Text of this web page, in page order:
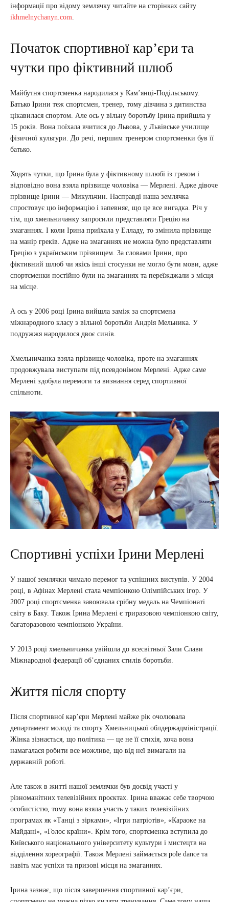
інформації про відому землячку читайте на сторінках сайту
ikhmelnychanyn.com.
Початок спортивної кар’єри та
чутки про фіктивний шлюб
Майбутня спортсменка народилася у Кам’янці-Подільському.
Батько Ірини теж спортсмен, тренер, тому дівчина з дитинства
цікавилася спортом. Але ось у вільну боротьбу Ірина прийшла у
15 років. Вона поїхала вчитися до Львова, у Львівське училище
фізичної культури. До речі, першим тренером спортсменки був її
батько.
Ходять чутки, що Ірина була у фіктивному шлюбі із греком і
відповідно вона взяла прізвище чоловіка — Мерлені. Адже дівоче
прізвище Ірини — Микульчин. Насправді наша землячка
спростовує цю інформацію і запевняє, що це все вигадка. Річ у
тім, що хмельничанку запросили представляти Грецію на
змаганнях. І коли Ірина приїхала у Елладу, то змінила прізвище
на манір греків. Адже на змаганнях не можна було представляти
Грецію з українським прізвищем. За словами Ірини, про
фіктивний шлюб чи якісь інші стосунки не могло бути мови, адже
спортсменки постійно були на змаганнях та переїжджали з місця
на місце.
А ось у 2006 році Ірина вийшла заміж за спортсмена
міжнародного класу з вільної боротьби Андрія Мельника. У
подружжя народилося двоє синів.
Хмельничанка взяла прізвище чоловіка, проте на змаганнях
продовжувала виступати під псевдонімом Мерлені. Адже саме
Мерлені здобула перемоги та визнання серед спортивної
спільноти.
Спортивні успіхи Ірини Мерлені
У нашої землячки чимало перемог та успішних виступів. У 2004
році, в Афінах Мерлені стала чемпіонкою Олімпійських ігор. У
2007 році спортсменка завоювала срібну медаль на Чемпіонаті
світу в Баку. Також Ірина Мерлені є триразовою чемпіонкою світу,
багаторазовою чемпіонкою України.
У 2013 році хмельничанка увійшла до всесвітньої Зали Слави
Міжнародної федерації об’єднаних стилів боротьби.
Життя після спорту
Після спортивної кар’єри Мерлені майже рік очолювала
департамент молоді та спорту Хмельницької облдержадміністрації.
Жінка зізнається, що політика — це не її стихія, хоча вона
намагалася робити все можливе, що від неї вимагали на
державній роботі.
Але також в житті нашої землячки був досвід участі у
різноманітних телевізійних проєктах. Ірина вважає себе творчою
особистістю, тому вона взяла участь у таких телевізійних
програмах як «Танці з зірками», «Ігри патріотів», «Караоке на
Майдані», «Голос країни». Крім того, спортсменка вступила до
Київського національного університету культури і мистецтв на
відділення хореографії. Також Мерлені займається pole dance та
навіть має успіхи та призові місця на змаганнях.
Ірина зазнає, що після завершення спортивної кар’єри,